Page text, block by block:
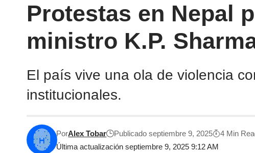
Protestas en Nepal
ministro K.P.
El país vive una ola de violencia
institucionales.
Última actualización septiembre 9, 2025 9:12 AM
PorAlex Tobar Publicado septiembre 9, 2025 4 Min